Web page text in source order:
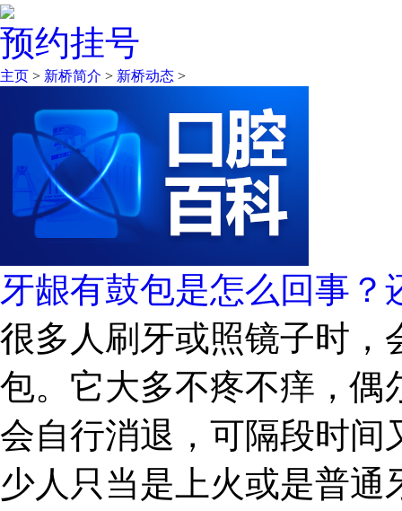
预约挂号
主页 > 新桥简介 > 新桥动态 >
牙龈有鼓包是怎么回事？
很多人刷牙或照镜子时，
包。它大多不疼不痒，偶
会自行消退，可隔段时间
少人只当是上火或是普